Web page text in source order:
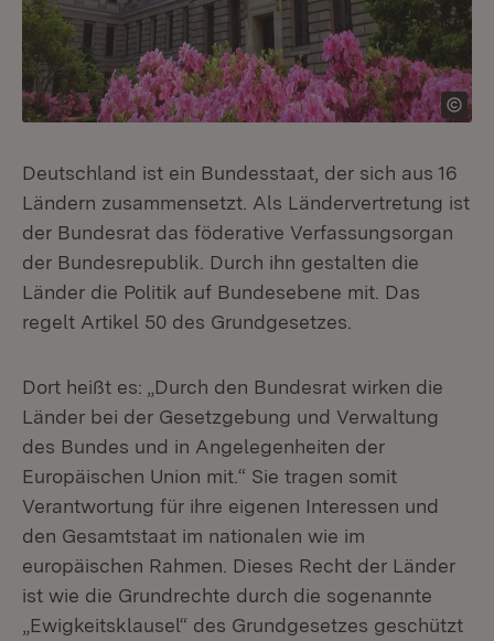
Deutschland ist ein Bundesstaat, der sich aus 16
Ländern zusammensetzt. Als Ländervertretung ist
der Bundesrat das föderative Verfassungsorgan
der Bundesrepublik. Durch ihn gestalten die
Länder die Politik auf Bundesebene mit. Das
regelt Artikel 50 des Grundgesetzes.
Dort heißt es: „Durch den Bundesrat wirken die
Länder bei der Gesetzgebung und Verwaltung
des Bundes und in Angelegenheiten der
Europäischen Union mit.“ Sie tragen somit
Verantwortung für ihre eigenen Interessen und
den Gesamtstaat im nationalen wie im
europäischen Rahmen. Dieses Recht der Länder
ist wie die Grundrechte durch die sogenannte
„Ewigkeitsklausel“ des Grundgesetzes geschützt